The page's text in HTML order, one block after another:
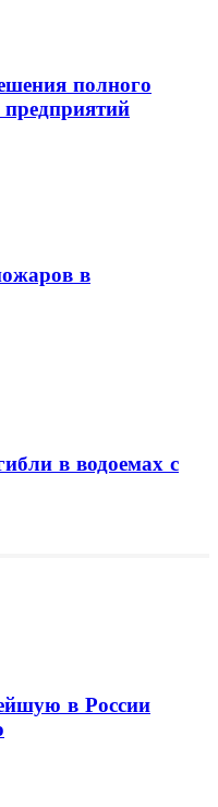
полного
в
в водоемах с
в России